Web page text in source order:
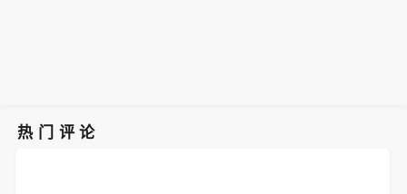
热门评论